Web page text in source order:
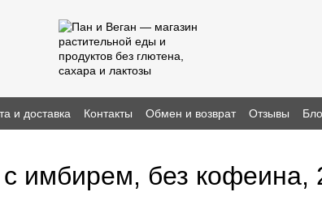
и доставка Контакты Обмен и возврат Отзывы
имбирем, без кофеина,